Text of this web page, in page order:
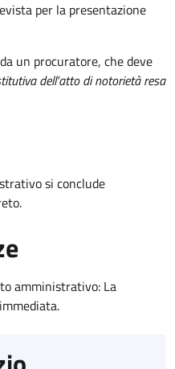
per la presentazione
un procuratore, che deve
dell'atto di notorietà resa
si conclude
amministrativo: La